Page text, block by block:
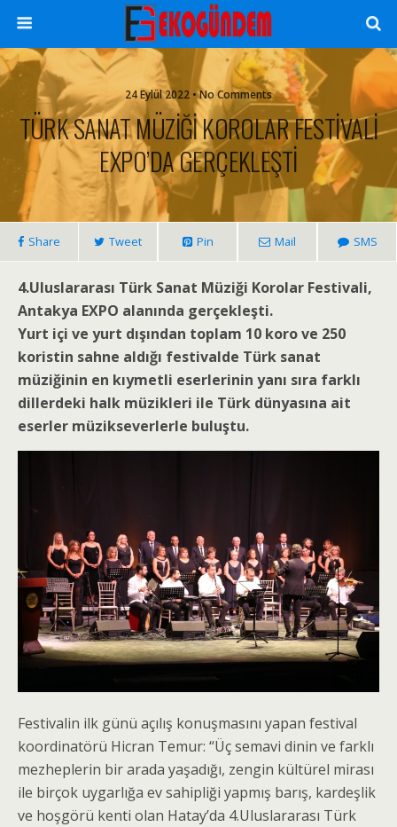
24 Eylül 2022 • No Comments
TÜRK SANAT MÜZİĞİ KOROLAR FESTİVALİ
EXPO’DA GERÇEKLEŞTİ
Share Tweet Pin Mail SMS
4.Uluslararası Türk Sanat Müziği Korolar Festivali,
Antakya EXPO alanında gerçekleşti.
Yurt içi ve yurt dışından toplam 10 koro ve 250
koristin sahne aldığı festivalde Türk sanat
müziğinin en kıymetli eserlerinin yanı sıra farklı
dillerdeki halk müzikleri ile Türk dünyasına ait
eserler müzikseverlerle buluştu.
Festivalin ilk günü açılış konuşmasını yapan festival
koordinatörü Hicran Temur: “Üç semavi dinin ve farklı
mezheplerin bir arada yaşadığı, zengin kültürel mirası
ile birçok uygarlığa ev sahipliği yapmış barış, kardeşlik
ve hoşgörü kenti olan Hatay’da 4.Uluslararası Türk